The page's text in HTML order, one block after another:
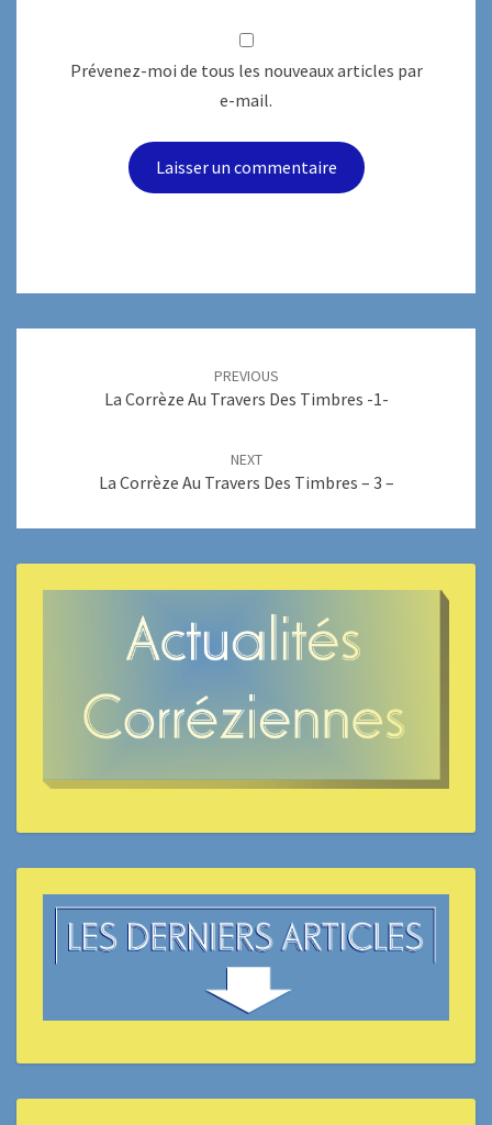
Prévenez-moi de tous les nouveaux articles par
e-mail.
PREVIOUS
La Corrèze Au Travers Des Timbres -1-
NEXT
La Corrèze Au Travers Des Timbres – 3 –